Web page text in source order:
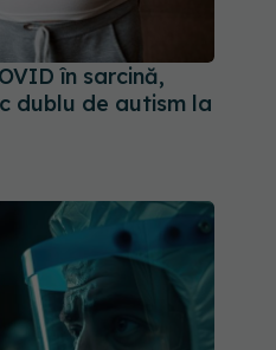
în sarcină,
dublu de autism la